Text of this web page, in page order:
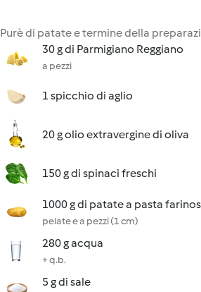
Purè di patate e termine della
30 g di Parmigiano Reggiano
a pezzi
1 spicchio di aglio
20 g olio extravergine di oliva
150 g di spinaci freschi
1000 g di patate a pasta
pelate e a pezzi (1 cm)
280 g acqua
+ q.b.
5 g di sale